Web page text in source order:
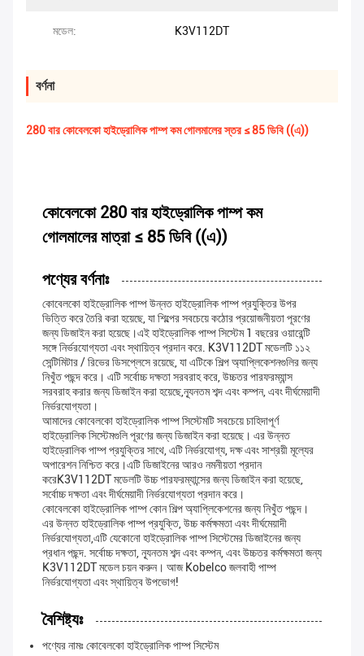
মডেল: K3V112DT
বর্ণনা
280 বার কোবেলকো হাইড্রোলিক পাম্প কম গোলমালের স্তর ≤ 85 ডিবি ((এ))
কোবেলকো 280 বার হাইড্রোলিক পাম্প কম
গোলমালের মাত্রা ≤ 85 ডিবি ((এ))
পণ্যের বর্ণনাঃ
কোবেলকো হাইড্রোলিক পাম্প উন্নত হাইড্রোলিক পাম্প প্রযুক্তির উপর
ভিত্তি করে তৈরি করা হয়েছে, যা শিল্পের সবচেয়ে কঠোর প্রয়োজনীয়তা পূরণের
জন্য ডিজাইন করা হয়েছে।এই হাইড্রোলিক পাম্প সিস্টেম 1 বছরের ওয়ারেন্টি
সঙ্গে নির্ভরযোগ্যতা এবং স্থায়িত্ব প্রদান করে. K3V112DT মডেলটি ১১২
সেন্টিমিটার / রিভের ডিসপ্লেসে রয়েছে, যা এটিকে শিল্প অ্যাপ্লিকেশনগুলির জন্য
নিখুঁত পছন্দ করে। এটি সর্বোচ্চ দক্ষতা সরবরাহ করে, উচ্চতর পারফরম্যান্স
সরবরাহ করার জন্য ডিজাইন করা হয়েছে,ন্যূনতম শব্দ এবং কম্পন, এবং দীর্ঘমেয়াদী
নির্ভরযোগ্যতা।
আমাদের কোবেলকো হাইড্রোলিক পাম্প সিস্টেমটি সবচেয়ে চাহিদাপূর্ণ
হাইড্রোলিক সিস্টেমগুলি পূরণের জন্য ডিজাইন করা হয়েছে। এর উন্নত
হাইড্রোলিক পাম্প প্রযুক্তির সাথে, এটি নির্ভরযোগ্য, দক্ষ এবং সাশ্রয়ী মূল্যের
অপারেশন নিশ্চিত করে।এটি ডিজাইনের আরও নমনীয়তা প্রদান
করেK3V112DT মডেলটি উচ্চ পারফরম্যান্সের জন্য ডিজাইন করা হয়েছে,
সর্বোচ্চ দক্ষতা এবং দীর্ঘমেয়াদী নির্ভরযোগ্যতা প্রদান করে।
কোবেলকো হাইড্রোলিক পাম্প কোন শিল্প অ্যাপ্লিকেশনের জন্য নিখুঁত পছন্দ।
এর উন্নত হাইড্রোলিক পাম্প প্রযুক্তি, উচ্চ কর্মক্ষমতা এবং দীর্ঘমেয়াদী
নির্ভরযোগ্যতা,এটি যেকোনো হাইড্রোলিক পাম্প সিস্টেমের ডিজাইনের জন্য
প্রধান পছন্দ. সর্বোচ্চ দক্ষতা, ন্যূনতম শব্দ এবং কম্পন, এবং উচ্চতর কর্মক্ষমতা জন্য
K3V112DT মডেল চয়ন করুন। আজ Kobelco জলবাহী পাম্প
নির্ভরযোগ্যতা এবং স্থায়িত্ব উপভোগ!
বৈশিষ্ট্যঃ
পণ্যের নামঃ কোবেলকো হাইড্রোলিক পাম্প সিস্টেম